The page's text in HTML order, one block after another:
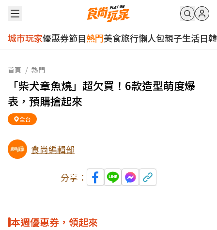
城市玩家優惠券節目熱門美食旅行懶人包親子生活日韓
首頁 / 熱門
「柴犬章魚燒」超欠買！6款造型萌度爆
表，預購搶起來
全台
食尚編輯部
分享：
本週優惠券，領起來